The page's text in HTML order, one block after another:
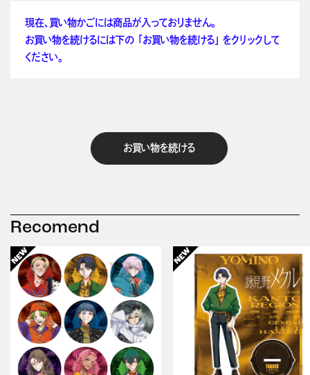
現在、買い物かごには商品が入っておりません。
お買い物を続けるには下の 「お買い物を続ける」 をクリックして
ください。
お買い物を続ける
Recomend